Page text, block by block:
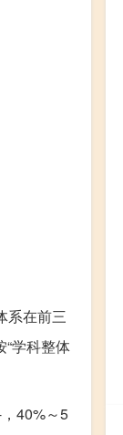
系在前三
“学科整体
40%～5